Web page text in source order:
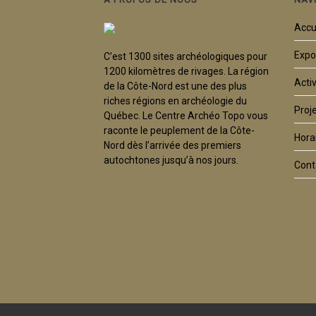
C’est 1300 sites archéologiques pour
1200 kilomètres de rivages. La région
de la Côte-Nord est une des plus
riches régions en archéologie du
Québec. Le Centre Archéo Topo vous
raconte le peuplement de la Côte-
Nord dès l’arrivée des premiers
autochtones jusqu’à nos jours.